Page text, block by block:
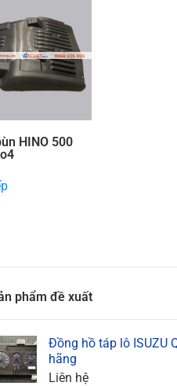
HINO 500
phẩm đề xuất
Đồng hồ táp lô ISUZU
hãng
Liên hệ